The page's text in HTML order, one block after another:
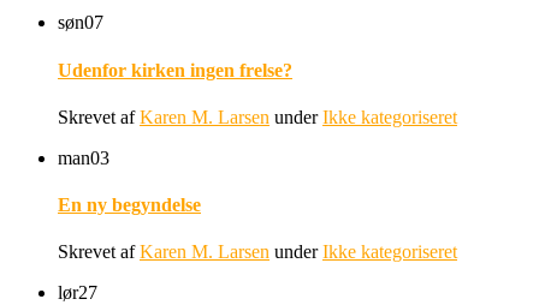
søn07
Udenfor kirken ingen frelse?
Skrevet afKaren M. Larsen underIkke kategoriseret
man03
En ny begyndelse
Skrevet afKaren M. Larsen underIkke kategoriseret
lør27